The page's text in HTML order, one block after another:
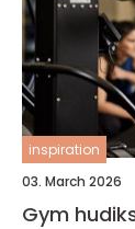
inspiration
03. March 2026
Gym hudiksvall träning för